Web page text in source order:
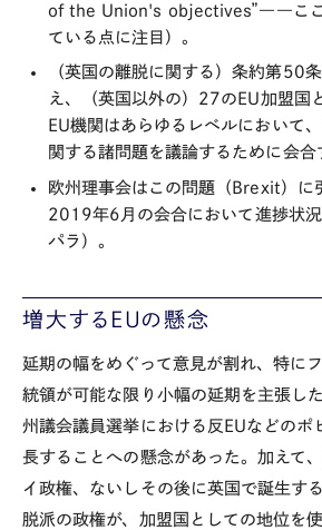
of the Union's objectives”――ここ
ている点に注目）。
（英国の離脱に関する）条約第50
え、（英国以外の）27のEU加盟国
EU機関はあらゆるレベルにおいて
関する諸問題を議論するために会合
欧州理事会はこの問題（Brexit）に
2019年6月の会合において進捗状
パラ）。
増大するEUの懸念
延期の幅をめぐって意見が割れ、特に
統領が可能な限り小幅の延期を主張し
州議会議員選挙における反EUなどのポ
長することへの懸念があった。加えて
イ政権、ないしその後に英国で誕生す
脱派の政権が、加盟国としての地位を